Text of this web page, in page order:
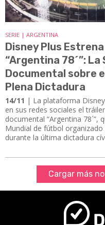
SERIE | ARGENTINA
Disney Plus
“Argentina 78´”: La
Documental sobre
Plena Dictadura
14/11 | La plataforma
en sus redes sociales el
documental “Argentina 78´”,
Mundial de fútbol
durante la última dictadura
Cargar más